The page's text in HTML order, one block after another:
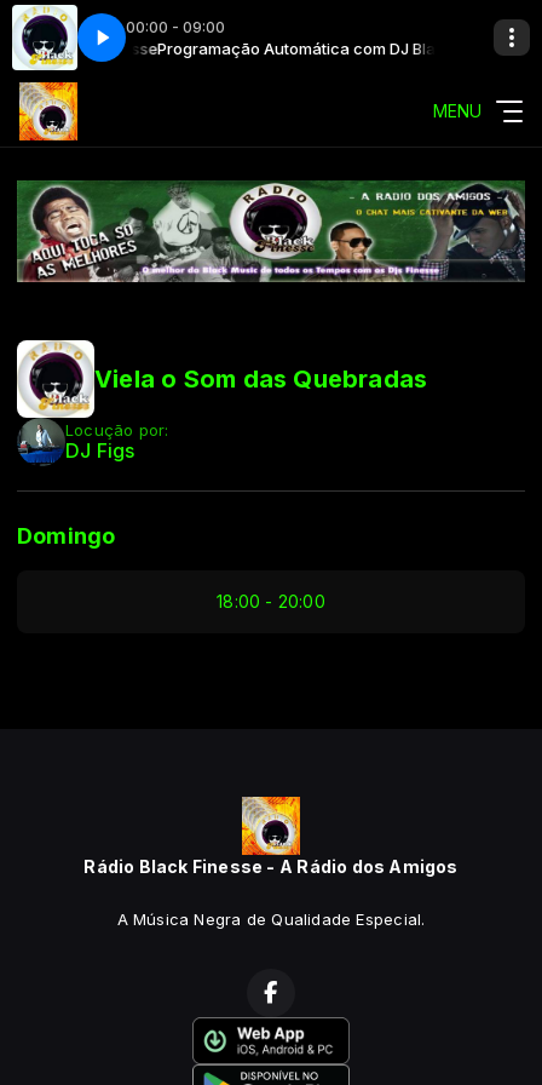
00:00 - 09:00
DJ Black FinesseProgramação Automática com DJ Black Finesse
MENU
Viela o Som das Quebradas
Locução por:
DJ Figs
Domingo
18:00 - 20:00
Rádio Black Finesse - A Rádio dos Amigos
A Música Negra de Qualidade Especial.